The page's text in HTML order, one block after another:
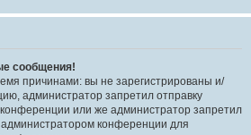
сообщения!
причинами: вы не зарегистрированы и/
администратор запретил отправку
или же администратор запретил
конференции для